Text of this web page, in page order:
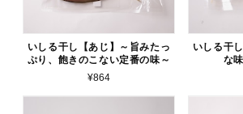
いしる干し【あじ】～旨みたっ
ぷり、飽きのこない定番の味～
¥864
いしる干
な